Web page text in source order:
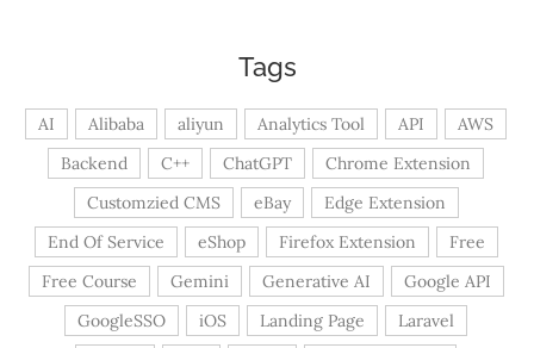
Tags
AI Alibaba aliyun Analytics Tool API
AWS
Backend
C++ ChatGPT
Chrome Extension
Customzied CMS
eBay
Edge Extension
End Of Service
eShop Firefox Extension
Free
Free Course
Gemini Generative AI
Google API
GoogleSSO
iOS Landing Page
Laravel